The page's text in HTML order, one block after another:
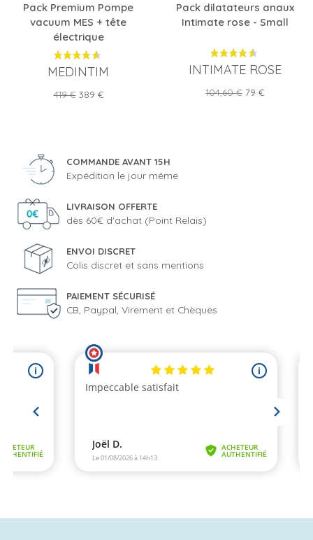
Pack Premium Pompe
vacuum MES + tête
électrique
MEDINTIM
Prix
419 € Prix
389 €
Pack dilatateurs anaux
Intimate rose - Small
INTIMATE ROSE
Prix
104,60 € Prix
79 €
COMMANDE AVANT 15H
Expédition le jour même
LIVRAISON OFFERTE
dès 60€ d'achat (Point Relais)
ENVOI DISCRET
Colis discret et sans mentions
PAIEMENT SÉCURISÉ
CB, Paypal, Virement et Chèques